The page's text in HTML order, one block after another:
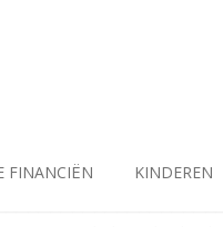
FINANCIËN KINDEREN